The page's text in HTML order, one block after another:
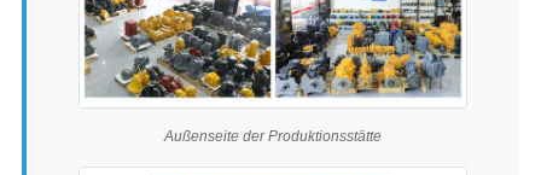
Außenseite der Produktionsstätte